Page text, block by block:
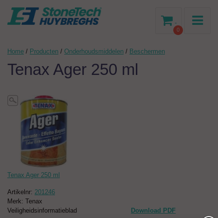
0
-
Home / Producten / Onderhoudsmiddelen / Beschermen
Tenax Ager 250 ml
Tenax Ager 250 ml
Artikelnr: 201246
Merk: Tenax
Veiligheidsinformatieblad
Download PDF